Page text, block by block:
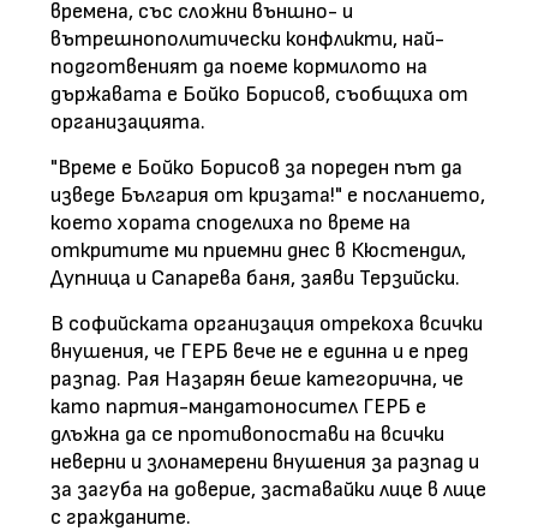
времена, със сложни външно- и
вътрешнополитически конфликти, най-
подготвеният да поеме кормилото на
държавата е Бойко Борисов, съобщиха от
организацията.
"Време е Бойко Борисов за пореден път да
изведе България от кризата!" е посланието,
което хората споделиха по време на
откритите ми приемни днес в Кюстендил,
Дупница и Сапарева баня, заяви Терзийски.
В софийската организация отрекоха всички
внушения, че ГЕРБ вече не е единна и е пред
разпад. Рая Назарян беше категорична, че
като партия-мандатоносител ГЕРБ е
длъжна да се противопостави на всички
неверни и злонамерени внушения за разпад и
за загуба на доверие, заставайки лице в лице
с гражданите.